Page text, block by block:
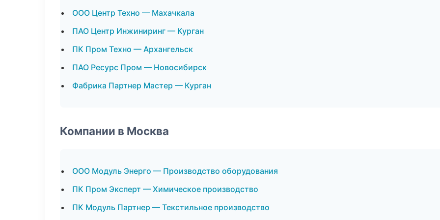
ООО Центр Техно — Махачкала
ПАО Центр Инжиниринг — Курган
ПК Пром Техно — Архангельск
ПАО Ресурс Пром — Новосибирск
Фабрика Партнер Мастер — Курган
Компании в Москва
ООО Модуль Энерго — Производство оборудования
ПК Пром Эксперт — Химическое производство
ПК Модуль Партнер — Текстильное производство